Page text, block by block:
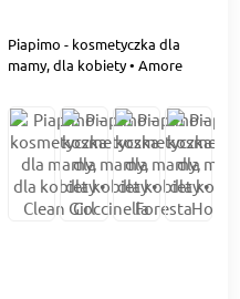
Piapimo - kosmetyczka dla
mamy, dla kobiety • Amore